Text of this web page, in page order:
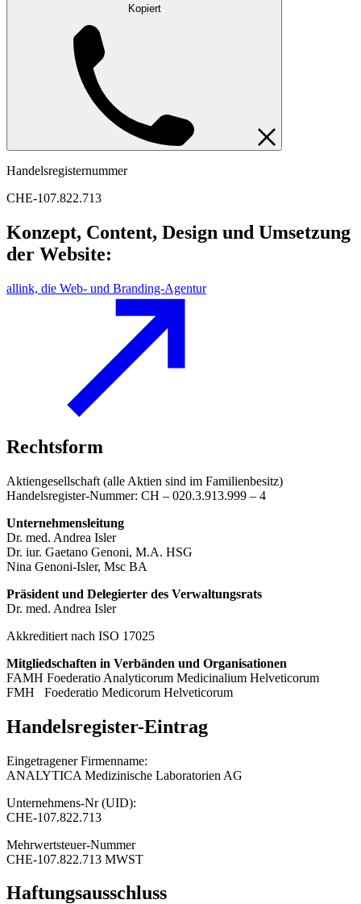
Kopiert
Handelsregisternummer
CHE-107.822.713
Konzept, Content, Design und Umsetzung
der Website:
allink, die Web- und Branding-Agentur
Rechtsform
Aktiengesellschaft (alle Aktien sind im Familienbesitz)
Handelsregister-Nummer: CH – 020.3.913.999 – 4
Unternehmensleitung
Dr. med. Andrea Isler
Dr. iur. Gaetano Genoni, M.A. HSG
Nina Genoni-Isler, Msc BA
Präsident und Delegierter des Verwaltungsrats
Dr. med. Andrea Isler
Akkreditiert nach ISO 17025
Mitgliedschaften in Verbänden und Organisationen
FAMH Foederatio Analyticorum Medicinalium Helveticorum
FMH Foederatio Medicorum Helveticorum
Handelsregister-Eintrag
Eingetragener Firmenname:
ANALYTICA Medizinische Laboratorien AG
Unternehmens-Nr (UID):
CHE-107.822.713
Mehrwertsteuer-Nummer
CHE-107.822.713 MWST
Haftungsausschluss